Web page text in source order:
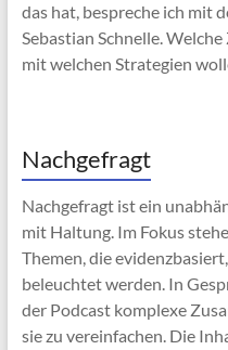
das hat, bespreche ich mit
Sebastian Schnelle.
mit welchen Strategien
Nachgefragt
Nachgefragt ist ein
mit Haltung. Im Fokus
Themen, die
beleuchtet werden. In
der Podcast komplexe
sie zu vereinfachen. Die